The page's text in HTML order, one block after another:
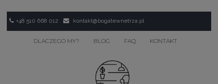
+48 510 668 012 kontakt@bogatewnetrza.pl
DLACZEGO MY? BLOG FAQ KONTAKT